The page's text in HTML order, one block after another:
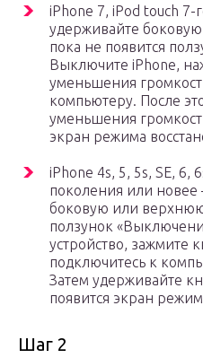
iPhone 7, iPod touch
удерживайте
пока не появится
Выключите iPhone,
уменьшения
компьютеру. После
уменьшения
экран режима
iPhone 4s, 5, 5s, SE, 6,
поколения или
боковую или верхнюю
ползунок
устройство, зажмите
подключитесь к
Затем удерживайте
появится экран
Шаг 2